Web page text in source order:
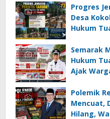
Korupsi
Progres
Desa
Hukum
Semarak
Hukum
Ajak
Polemik
Mencuat,
Hilang,